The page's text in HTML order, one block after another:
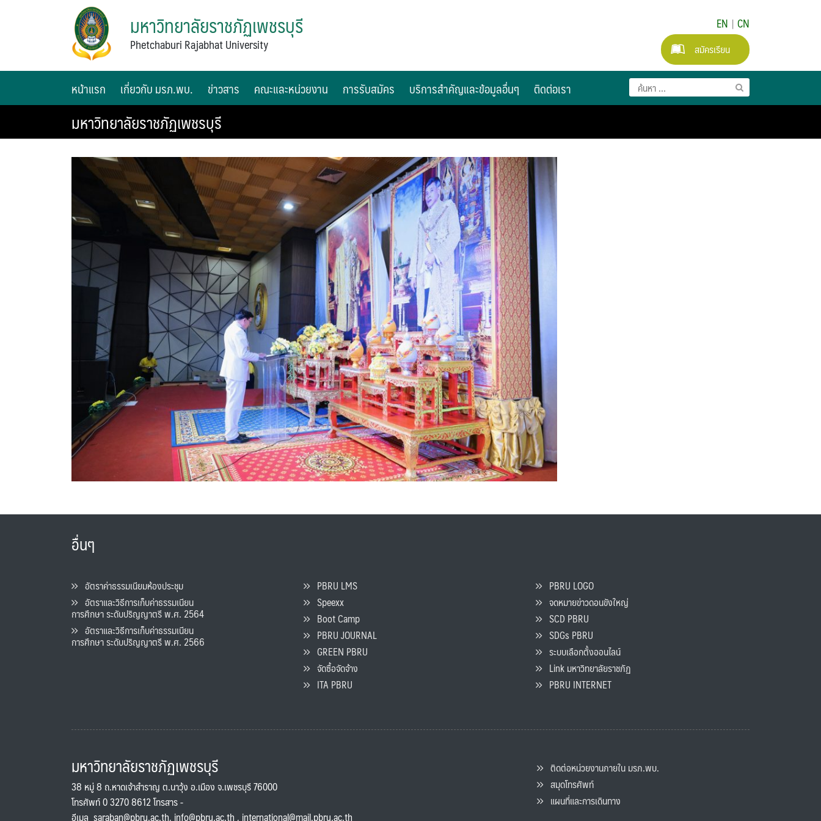
มหาวิทยาลัยราชภัฏเพชรบุรี
Phetchaburi Rajabhat University
EN | CN
สมัครเรียน
หน้าแรก เกี่ยวกับ มรภ.พบ. ข่าวสาร คณะและหน่วยงาน การรับสมัคร บริการสำคัญและข้อมูลอื่นๆ ติดต่อเรา
มหาวิทยาลัยราชภัฏเพชรบุรี
อื่นๆ
อัตราค่าธรรมเนียมห้องประชุม
อัตราและวิธีการเก็บค่าธรรมเนียน
การศึกษา ระดับปริญญาตรี พ.ศ. 2564
อัตราและวิธีการเก็บค่าธรรมเนียน
การศึกษา ระดับปริญญาตรี พ.ศ. 2566
PBRU LMS
Speexx
Boot Camp
PBRU JOURNAL
GREEN PBRU
จัดซื้อจัดจ้าง
ITA PBRU
PBRU LOGO
จดหมายข่าวดอนขังใหญ่
SCD PBRU
SDGs PBRU
ระบบเลือกตั้งออนไลน์
Link มหาวิทยาลัยราชภัฏ
PBRU INTERNET
มหาวิทยาลัยราชภัฏเพชรบุรี
38 หมู่ 8 ถ.หาดเจ้าสำราญ ต.นาวุ้ง อ.เมือง จ.เพชรบุรี 76000
โทรศัพท์ 0 3270 8612 โทรสาร -
อีเมล saraban@pbru.ac.th, info@pbru.ac.th , international@mail.pbru.ac.th
ติดต่อหน่วยงานภายใน มรภ.พบ.
สมุดโทรศัพท์
แผนที่และการเดินทาง